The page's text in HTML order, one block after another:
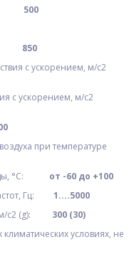
500
В: 850
с ускорением, м/с2
с ускорением, м/с2
при температуре
°C: от -60 до +100
Гц: 1....5000
м/с2 (g): 300 (30)
условиях, не